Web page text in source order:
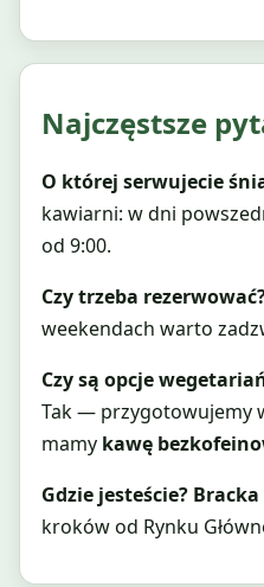
Najczęstsze
O której serwujecie
kawiarni: w dni
od 9:00.
Czy trzeba
weekendach warto
Czy są opcje
Tak — przygotowujemy
mamy kawę
Gdzie jesteście? Bracka
kroków od Rynku